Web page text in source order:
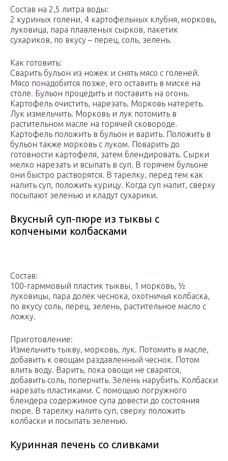
Состав на 2,5 литра воды:
2 куриных голени, 4 картофельных клубня, морковь,
луковица, пара плавленых сырков, пакетик
сухариков, по вкусу – перец, соль, зелень.
Как готовить:
Сварить бульон из ножек и снять мясо с голеней.
Мясо понадобится позже, его оставить в миске на
столе. Бульон процедить и поставить на огонь.
Картофель очистить, нарезать. Морковь натереть.
Лук измельчить. Морковь и лук потомить в
растительном масле на горячей сковороде.
Картофель положить в бульон и варить. Положить в
бульон также морковь с луком. Поварить до
готовности картофеля, затем блендировать. Сырки
мелко нарезать и всыпать в суп. В горячем бульоне
они быстро растворятся. В тарелку, перед тем как
налить суп, положить курицу. Когда суп налит, сверху
посыпают зеленью и кладут сухарики.
Вкусный суп-пюре из тыквы с
копчеными колбасками
Состав:
100-гарммовый пластик тыквы, 1 морковь, ½
луковицы, пара долек чеснока, охотничья колбаска,
по вкусу соль, перец, зелень, растительное масло с
ложку.
Приготовление:
Измельчить тыкву, морковь, лук. Потомить в масле,
добавить к овощам раздавленный чеснок. Потом
влить воду. Варить, пока овощи не сварятся,
добавить соль, поперчить. Зелень нарубить. Колбаски
нарезать пластиками. С помощью погружного
блендера содержимое супа довести до состояния
пюре. В тарелку налить суп, сверху положить
колбаски и посыпать зеленью.
Куринная печень со сливками